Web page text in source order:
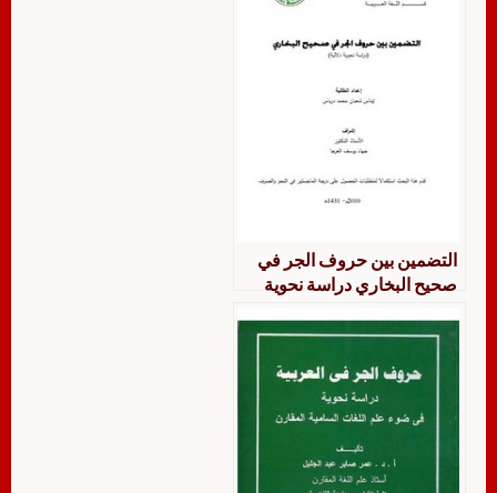
التضمين بين حروف الجر في
صحيح البخاري دراسة نحوية